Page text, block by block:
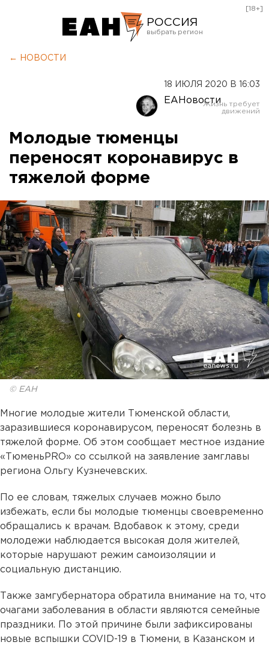
РОССИЯ
Оренбург
[18+]
← НОВОСТИ
18 ИЮЛЯ 2020 В 16:03
ЕАНовости
Молодые тюменцы
переносят коронавирус в
тяжелой форме
© ЕАН
Многие молодые жители Тюменской области,
заразившиеся коронавирусом, переносят болезнь в
тяжелой форме. Об этом сообщает местное издание
«ТюменьPRO» со ссылкой на заявление замглавы
региона Ольгу Кузнечевских.
По ее словам, тяжелых случаев можно было
избежать, если бы молодые тюменцы своевременно
обращались к врачам. Вдобавок к этому, среди
молодежи наблюдается высокая доля жителей,
которые нарушают режим самоизоляции и
социальную дистанцию.
Также замгубернатора обратила внимание на то, что
очагами заболевания в области являются семейные
праздники. По этой причине были зафиксированы
новые вспышки COVID-19 в Тюмени, в Казанском и